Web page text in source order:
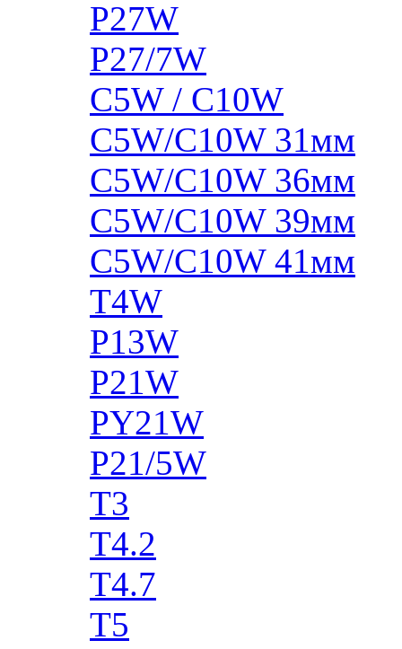
P27W
P27/7W
C5W / C10W
C5W/C10W 31мм
C5W/C10W 36мм
C5W/C10W 39мм
C5W/C10W 41мм
T4W
P13W
P21W
PY21W
P21/5W
T3
T4.2
T4.7
T5